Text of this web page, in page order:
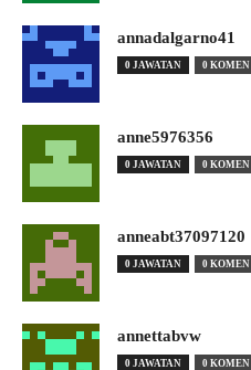
annadalgarno41
0 JAWATAN 0 KOMEN
anne5976356
0 JAWATAN 0 KOMEN
anneabt37097120
0 JAWATAN 0 KOMEN
annettabvw
0 JAWATAN 0 KOMEN